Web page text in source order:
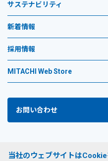
サステナビリティ
新着情報
採用情報
MITACHI Web Store
お問い合わせ
当社のウェブサイトはCookie